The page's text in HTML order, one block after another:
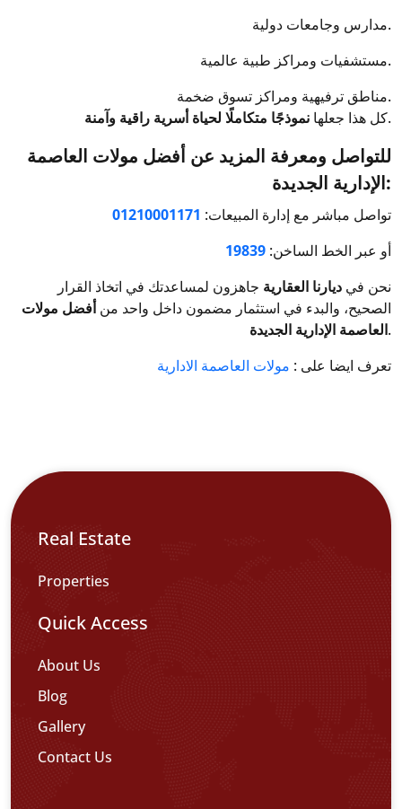
مدارس وجامعات دولية.
مستشفيات ومراكز طبية عالمية.
مناطق ترفيهية ومراكز تسوق ضخمة.
كل هذا جعلها نموذجًا متكاملًا لحياة أسرية راقية وآمنة .
للتواصل ومعرفة المزيد عن أفضل مولات العاصمة
الإدارية الجديدة:
تواصل مباشر مع إدارة المبيعات: 01210001171
أو عبر الخط الساخن: 19839
نحن في ديارنا العقارية جاهزون لمساعدتك في اتخاذ القرار
الصحيح، والبدء في استثمار مضمون داخل واحد منأفضل مولات
العاصمة الإدارية الجديدة.
تعرف ايضا على : مولات العاصمة الادارية
Real Estate
Properties
Quick Access
About Us
Blog
Gallery
Contact Us